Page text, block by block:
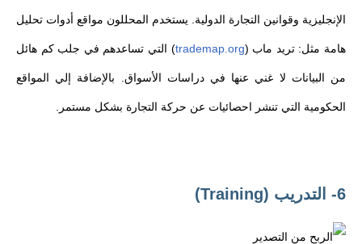
الإنجليزية وقوانين التجارة الدولية. يستخدم المحللون مواقع أدوات تحليل
هامة مثل: تريد ماب (trademap.org) التي تساعدهم في جلب كم هائل
من البيانات لا غني عنها في دراسات الأسواق. بالإضافة إلي المواقع
الحكومية التي تنشر احصائيات عن حركة التجارة بشكل مستمر.
6- التدريب (Training)